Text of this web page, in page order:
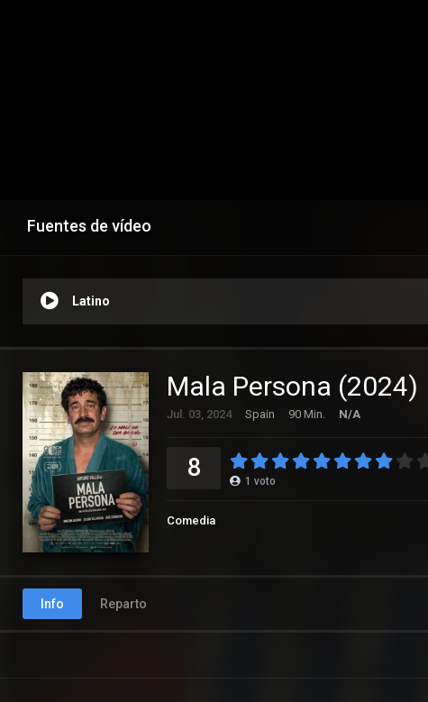
Fuentes de vídeo
Latino
Mala Persona (2024)
Jul. 03, 2024 Spain 90 Min. N/A
8 1 voto
Comedia
Info Reparto